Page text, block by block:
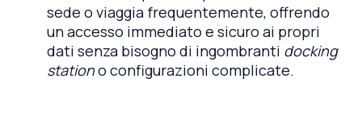
sede o viaggia frequentemente, offrendo
un accesso immediato e sicuro ai propri
dati senza bisogno di ingombranti docking
stationo configurazioni complicate.